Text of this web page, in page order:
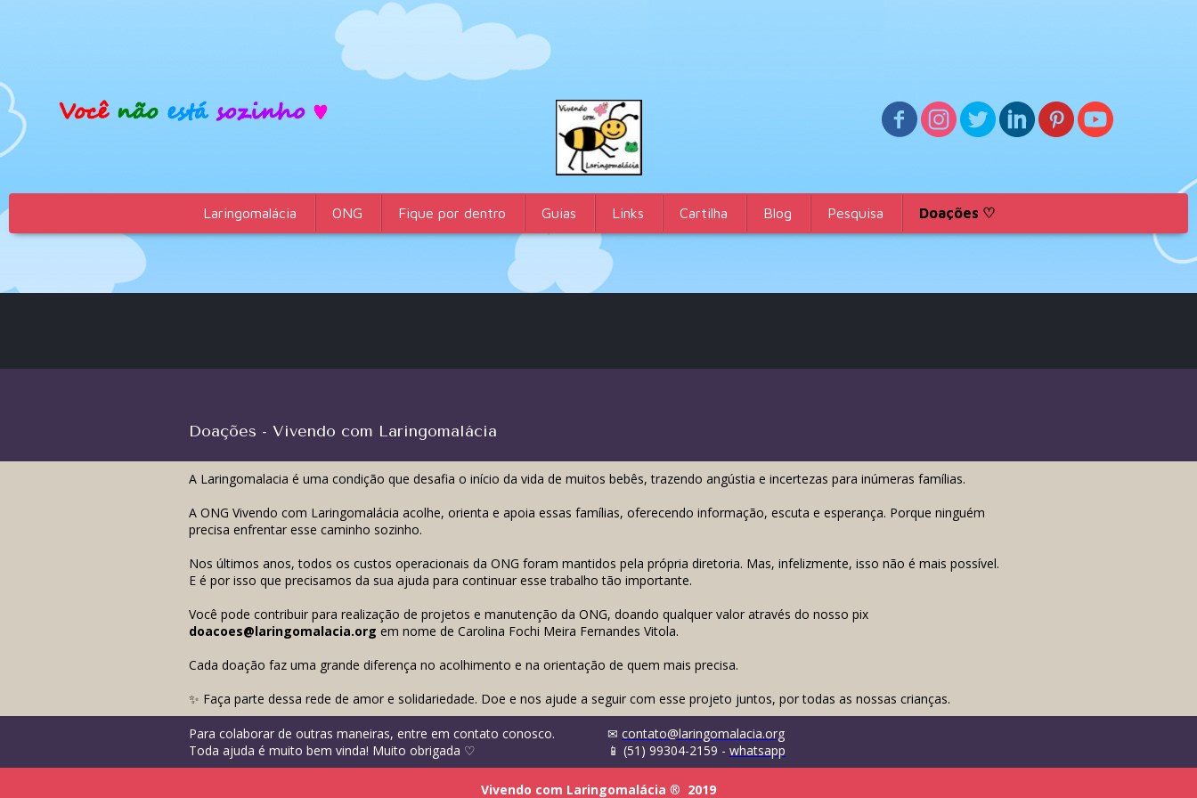
Laringomalácia ONG Fique por dentro Guias Links Cartilha Blog Pesquisa Doações ♡
Doações - Vivendo com Laringomalácia
A Laringomalacia é uma condição que desafia o início da vida de muitos bebês, trazendo angústia e incertezas para inúmeras famílias.
A ONG Vivendo com Laringomalácia acolhe, orienta e apoia essas famílias, oferecendo informação, escuta e esperança. Porque ninguém
precisa enfrentar esse caminho sozinho.
Nos últimos anos, todos os custos operacionais da ONG foram mantidos pela própria diretoria. Mas, infelizmente, isso não é mais possível.
E é por isso que precisamos da sua ajuda para continuar esse trabalho tão importante.
Você pode contribuir para realização de projetos e manutenção da ONG, doando qualquer valor através do nosso pix
doacoes@laringomalacia.org em nome de Carolina Fochi Meira Fernandes Vitola.
Cada doação faz uma grande diferença no acolhimento e na orientação de quem mais precisa.
✨ Faça parte dessa rede de amor e solidariedade. Doe e nos ajude a seguir com esse projeto juntos, por todas as nossas crianças.
Para colaborar de outras maneiras, entre em contato conosco.
Toda ajuda é muito bem vinda! Muito obrigada ♡
✉ contato@laringomalacia.org
📱 (51) 99304-2159 - whatsapp
Vivendo com Laringomalácia ® 2019